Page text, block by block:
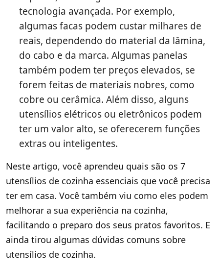
tecnologia avançada. Por exemplo,
algumas facas podem custar milhares de
reais, dependendo do material da lâmina,
do cabo e da marca. Algumas panelas
também podem ter preços elevados, se
forem feitas de materiais nobres, como
cobre ou cerâmica. Além disso, alguns
utensílios elétricos ou eletrônicos podem
ter um valor alto, se oferecerem funções
extras ou inteligentes.
Neste artigo, você aprendeu quais são os 7
utensílios de cozinha essenciais que você precisa
ter em casa. Você também viu como eles podem
melhorar a sua experiência na cozinha,
facilitando o preparo dos seus pratos favoritos. E
ainda tirou algumas dúvidas comuns sobre
utensílios de cozinha.